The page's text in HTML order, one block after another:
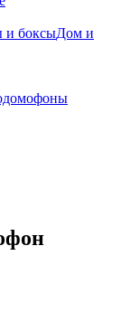
боксыДом и